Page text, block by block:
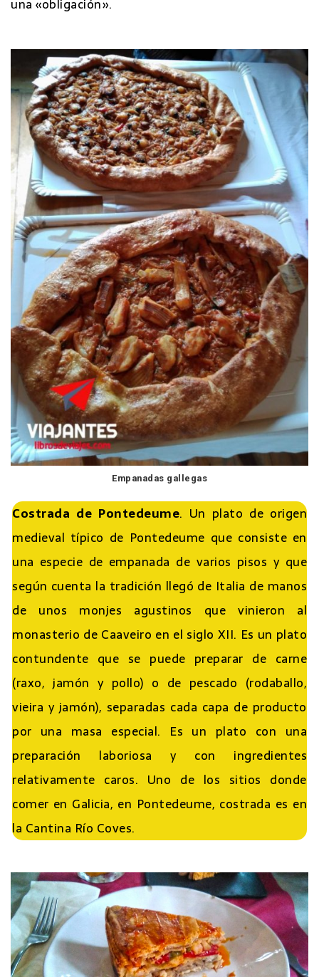
una «obligación».
Empanadas gallegas
Costrada de Pontedeume. Un plato de origen
medieval típico de Pontedeume que consiste en
una especie de empanada de varios pisos y que
según cuenta la tradición llegó de Italia de manos
de unos monjes agustinos que vinieron al
monasterio de Caaveiro en el siglo XII. Es un plato
contundente que se puede preparar de carne
(raxo, jamón y pollo) o de pescado (rodaballo,
vieira y jamón), separadas cada capa de producto
por una masa especial. Es un plato con una
preparación laboriosa y con ingredientes
relativamente caros. Uno de los sitios donde
comer en Galicia, en Pontedeume, costrada es en
la Cantina Río Coves.